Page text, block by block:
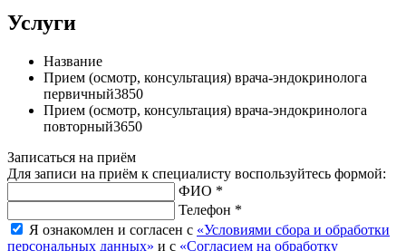
Услуги
Название
Прием (осмотр, консультация) врача-эндокринолога
первичный3850
Прием (осмотр, консультация) врача-эндокринолога
повторный3650
Записаться на приём
Для записи на приём к специалисту воспользуйтесь формой:
ФИО *
Телефон *
Я ознакомлен и согласен с «Условиями сбора и обработки
персональных данных» и с «Согласием на обработку